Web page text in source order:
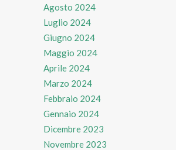
Agosto 2024
Luglio 2024
Giugno 2024
Maggio 2024
Aprile 2024
Marzo 2024
Febbraio 2024
Gennaio 2024
Dicembre 2023
Novembre 2023